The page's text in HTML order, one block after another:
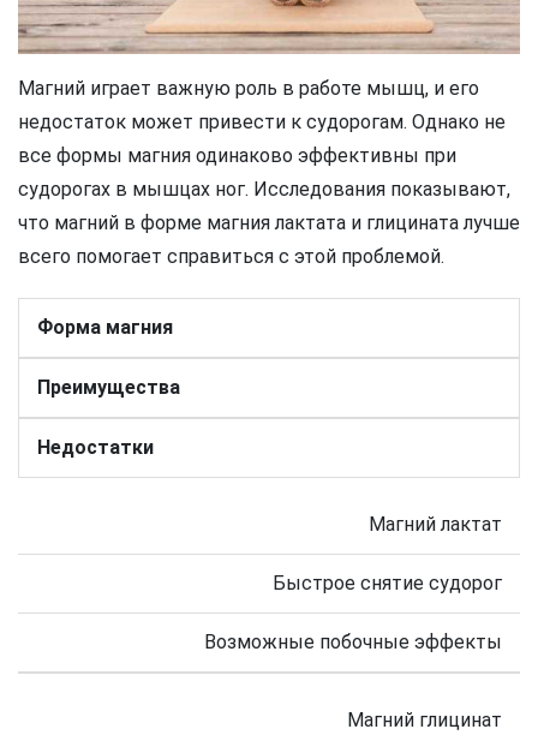
Магний играет важную роль в работе мышц, и его
недостаток может привести к судорогам. Однако не
все формы магния одинаково эффективны при
судорогах в мышцах ног. Исследования показывают,
что магний в форме магния лактата и глицината лучше
всего помогает справиться с этой проблемой.
Форма магния
Преимущества
Недостатки
Магний лактат
Быстрое снятие судорог
Возможные побочные эффекты
Магний глицинат